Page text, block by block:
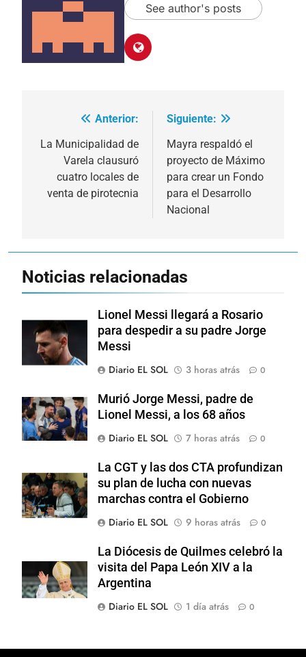
See author's posts
Navegación
de
entradas
Anterior:
La Municipalidad de
Varela clausuró
cuatro locales de
venta de pirotecnia
Siguiente:
Mayra respaldó el
proyecto de Máximo
para crear un Fondo
para el Desarrollo
Nacional
Noticias relacionadas
Lionel Messi llegará a Rosario
para despedir a su padre Jorge
Messi
Diario EL SOL
3 horas atrás 0
Murió Jorge Messi, padre de
Lionel Messi, a los 68 años
Diario EL SOL
7 horas atrás 0
La CGT y las dos CTA profundizan
su plan de lucha con nuevas
marchas contra el Gobierno
Diario EL SOL
9 horas atrás 0
La Diócesis de Quilmes celebró la
visita del Papa León XIV a la
Argentina
Diario EL SOL
1 día atrás 0